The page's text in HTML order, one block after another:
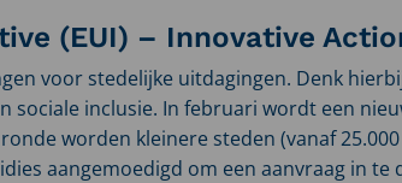
(EUI) – Innovative
voor stedelijke uitdagingen. Denk
sociale inclusie. In februari wordt een
worden kleinere steden (vanaf
aangemoedigd om een aanvraag in te